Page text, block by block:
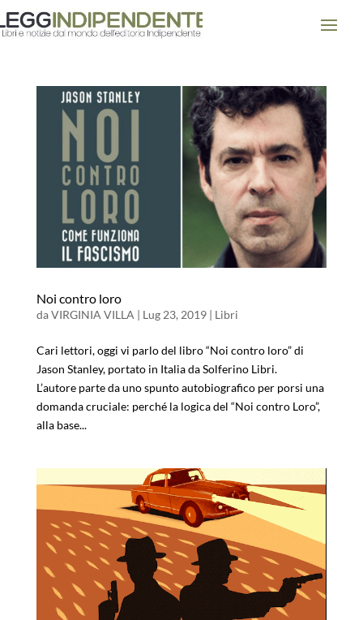
Noi contro loro
daVIRGINIA VILLA | Lug 23, 2019| Libri
Cari lettori, oggi vi parlo del libro “Noi contro loro” di
Jason Stanley, portato in Italia da Solferino Libri.
L’autore parte da uno spunto autobiografico per porsi una
domanda cruciale: perché la logica del “Noi contro Loro”,
alla base...